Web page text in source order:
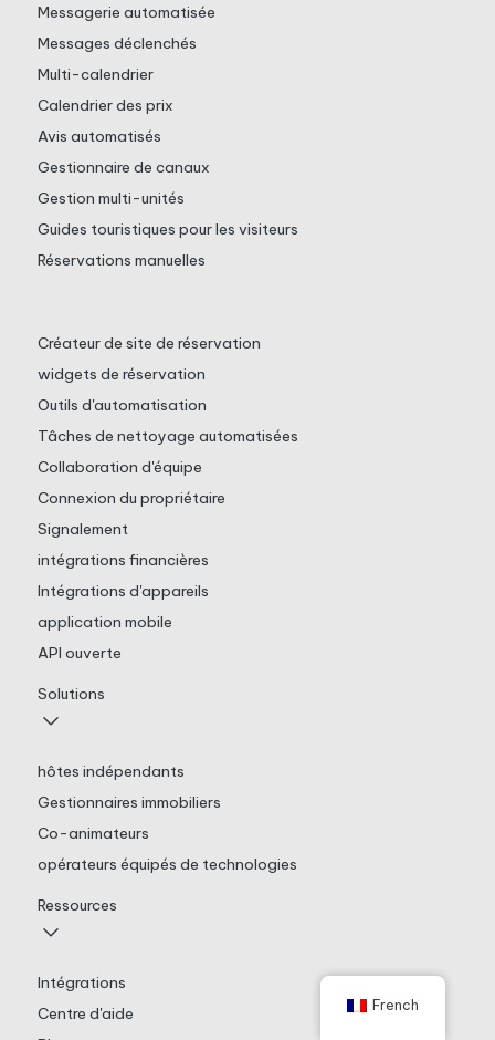
Messagerie automatisée
Messages déclenchés
Multi-calendrier
Calendrier des prix
Avis automatisés
Gestionnaire de canaux
Gestion multi-unités
Guides touristiques pour les visiteurs
Réservations manuelles
Créateur de site de réservation
widgets de réservation
Outils d'automatisation
Tâches de nettoyage automatisées
Collaboration d'équipe
Connexion du propriétaire
Signalement
intégrations financières
Intégrations d'appareils
application mobile
API ouverte
Solutions
hôtes indépendants
Gestionnaires immobiliers
Co-animateurs
opérateurs équipés de technologies
Ressources
Intégrations
Centre d'aide
French